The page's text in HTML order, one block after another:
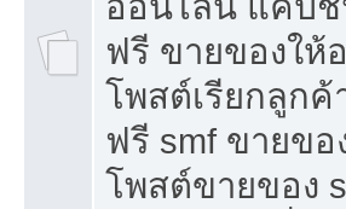
ฟรี ขายของให้
โพสต์เรียกลูกค้
ฟรี smf ขายขอ
โพสต์ขายของ